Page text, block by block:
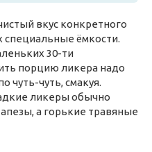
вкус конкретного
специальные ёмкости.
30-ти
порцию ликера надо
чуть-чуть, смакуя.
ликеры обычно
а горькие травяные